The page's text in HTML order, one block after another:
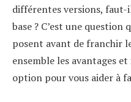
différentes versions,
base ? C’est une question
posent avant de franchir
ensemble les avantages
option pour vous aider à